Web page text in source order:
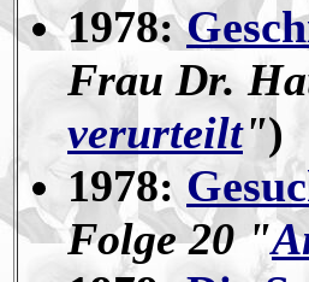
1978:
Frau Dr.
verurteilt")
1978:
Folge 20 "